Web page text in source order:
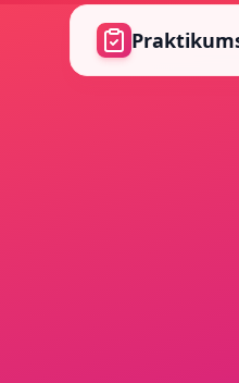
Zum Hauptinhalt springen